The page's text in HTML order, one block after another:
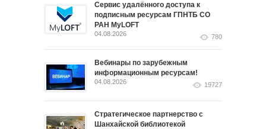
Сервис удалённого доступа к
подписным ресурсам ГПНТБ СО
РАН MyLOFT
04.08.2026 780
Вебинары по зарубежным
информационным ресурсам!
04.08.2026 19727
Стратегическое партнерство с
Шанхайской библиотекой